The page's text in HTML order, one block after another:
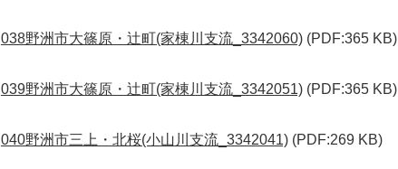
038野洲市大篠原・辻町(家棟川支流_3342060) (PDF:365 KB)
039野洲市大篠原・辻町(家棟川支流_3342051) (PDF:365 KB)
040野洲市三上・北桜(小山川支流_3342041) (PDF:269 KB)